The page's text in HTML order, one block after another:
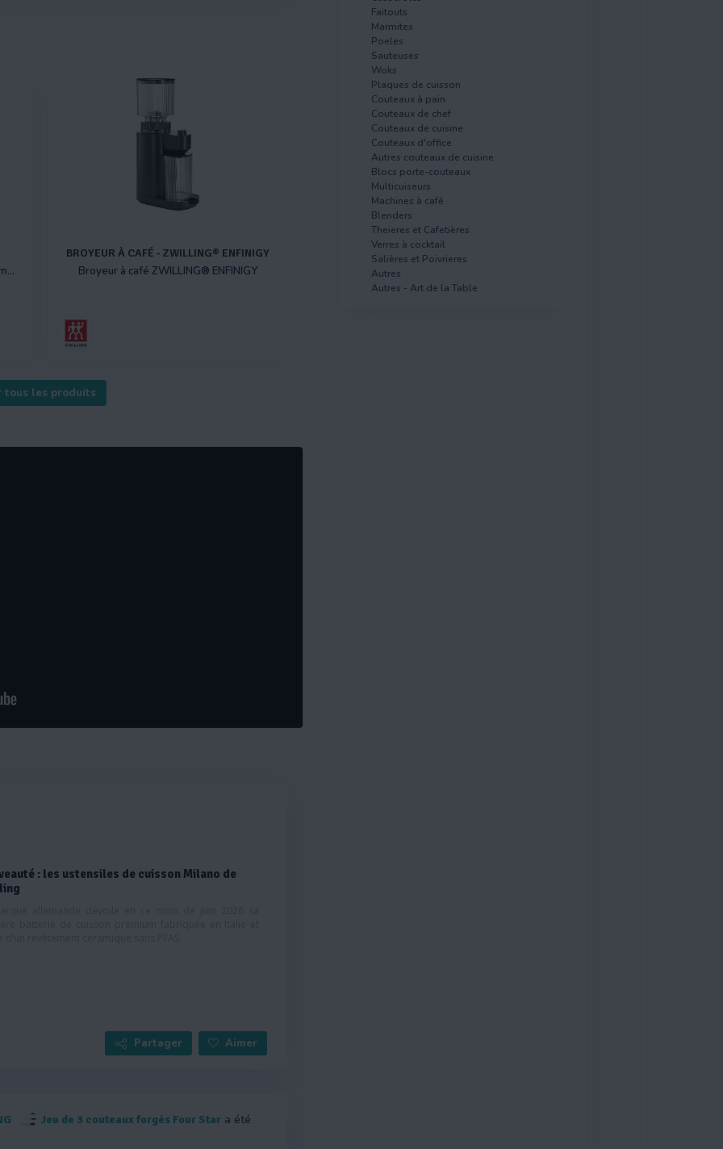
Blender PRO à courant continu 7 programmes
BROYEUR À CAFÉ - ZWILLING® ENFINIGY
Broyeur à café ZWILLING® ENFINIGY
tous les produits
: les ustensiles de cuisson Milano de
Partager Aimer
Jeu de 3 couteaux forgés Four Star a été
Faitouts
Marmites
Poeles
Sauteuses
Woks
Plaques de cuisson
Couteaux à pain
Couteaux de chef
Couteaux de cuisine
Couteaux d'office
Autres couteaux de cuisine
Blocs porte-couteaux
Multicuiseurs
Machines à café
Blenders
Theieres et Cafetières
Verres à cocktail
Salières et Poivrieres
Autres
Autres - Art de la Table